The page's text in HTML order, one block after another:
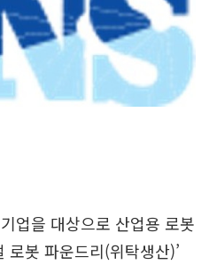
업을 대상으로 산업용 로봇
로봇 파운드리(위탁생산)’